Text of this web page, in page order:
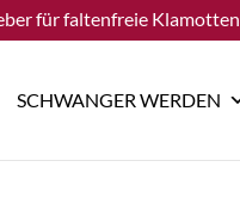
für faltenfreie Klamotten
SCHWANGER WERDEN